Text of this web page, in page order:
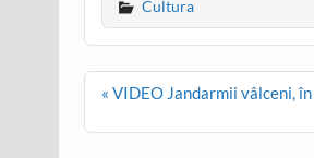
Cultura
Post
« VIDEO Jandarmii vâlceni,